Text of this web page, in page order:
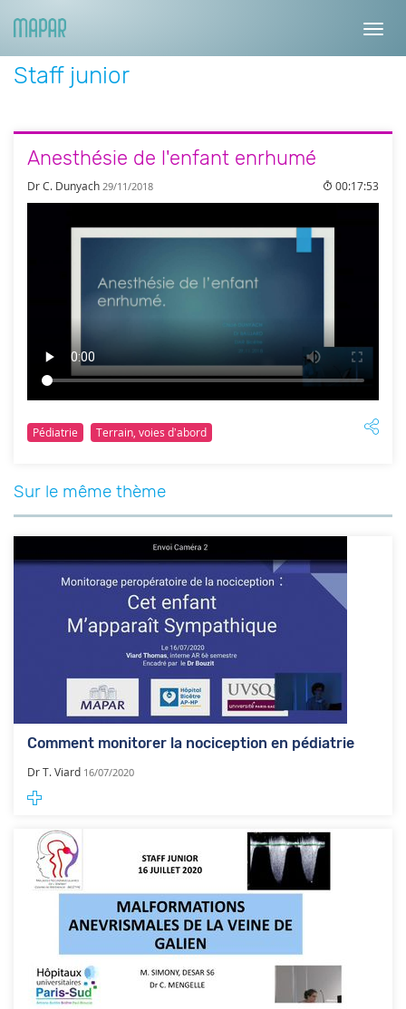
Staff junior
Anesthésie de l'enfant enrhumé
Dr C. Dunyach 29/11/2018 00:17:53
Pédiatrie Terrain, voies d’abord
Sur le même thème
Comment monitorer la nociception en pédiatrie
Dr T. Viard 16/07/2020